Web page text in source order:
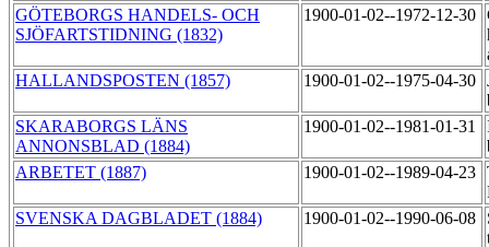
GÖTEBORGS HANDELS- OCH
SJÖFARTSTIDNING (1832)
1900-01-02--1972-12-30
HALLANDSPOSTEN (1857)
1900-01-02--1975-04-30
SKARABORGS LÄNS
ANNONSBLAD (1884)
1900-01-02--1981-01-31
ARBETET (1887)
1900-01-02--1989-04-23
SVENSKA DAGBLADET (1884)
1900-01-02--1990-06-08